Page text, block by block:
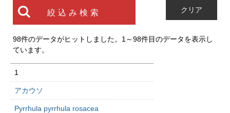
98件のデータがヒットしました。1～98件目のデータを表示し
ています。
1
アカウソ
Pyrrhula pyrrhula rosacea